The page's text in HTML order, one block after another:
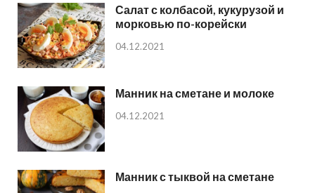
Салат с колбасой, кукурузой и
морковью по-корейски
04.12.2021
Манник на сметане и молоке
04.12.2021
Манник с тыквой на сметане